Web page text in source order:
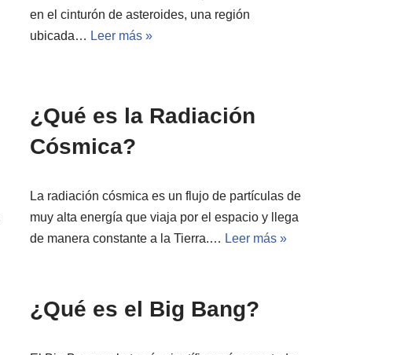
en el cinturón de asteroides, una región
ubicada… Leer más »
¿Qué es la Radiación
Cósmica?
La radiación cósmica es un flujo de partículas de
muy alta energía que viaja por el espacio y llega
de manera constante a la Tierra.… Leer más »
¿Qué es el Big Bang?